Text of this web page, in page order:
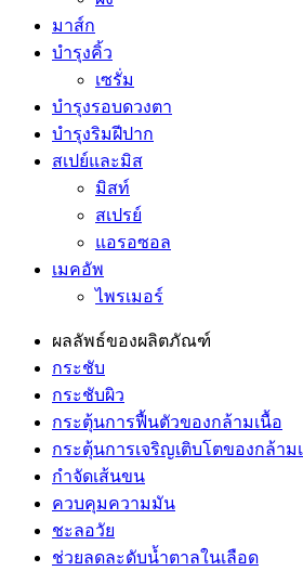
มาส์ก
บำรุงคิ้ว
เซรั่ม
บำรุงรอบดวงตา
บำรุงริมฝีปาก
สเปย์และมิส
มิสท์
สเปรย์
แอรอซอล
เมคอัพ
ไพรเมอร์
ผลลัพธ์ของผลิตภัณฑ์
กระชับ
กระชับผิว
กระตุ้นการฟื้นตัวของกล้ามเนื้อ
กระตุ้นการเจริญเติบโตของกล้าม
กำจัดเส้นขน
ควบคุมความมัน
ชะลอวัย
ช่วยลดละดับน้ำตาลในเลือด